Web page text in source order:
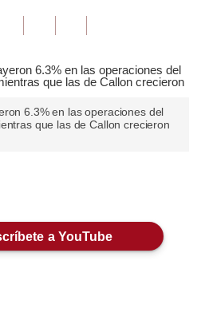
6.3% en las operaciones del
que las de Callon crecieron
a YouTube